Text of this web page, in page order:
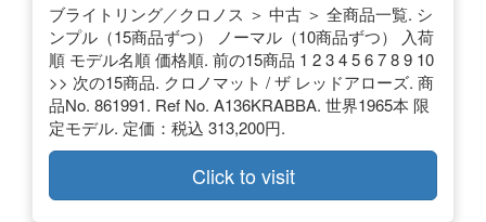
ブライトリング／クロノス ＞ 中古 ＞ 全商品一覧. シ
ンプル（15商品ずつ） ノーマル（10商品ずつ） 入荷
順 モデル名順 価格順. 前の15商品 1 2 3 4 5 6 7 8 9 10
>> 次の15商品. クロノマット / ザ レッドアローズ. 商
品No. 861991. Ref No. A136KRABBA. 世界1965本 限
定モデル. 定価：税込 313,200円.
Click to visit